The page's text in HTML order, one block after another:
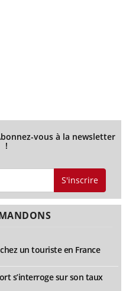
vous à la newsletter
!
S'inscrire
un touriste en France
s’interroge sur son taux